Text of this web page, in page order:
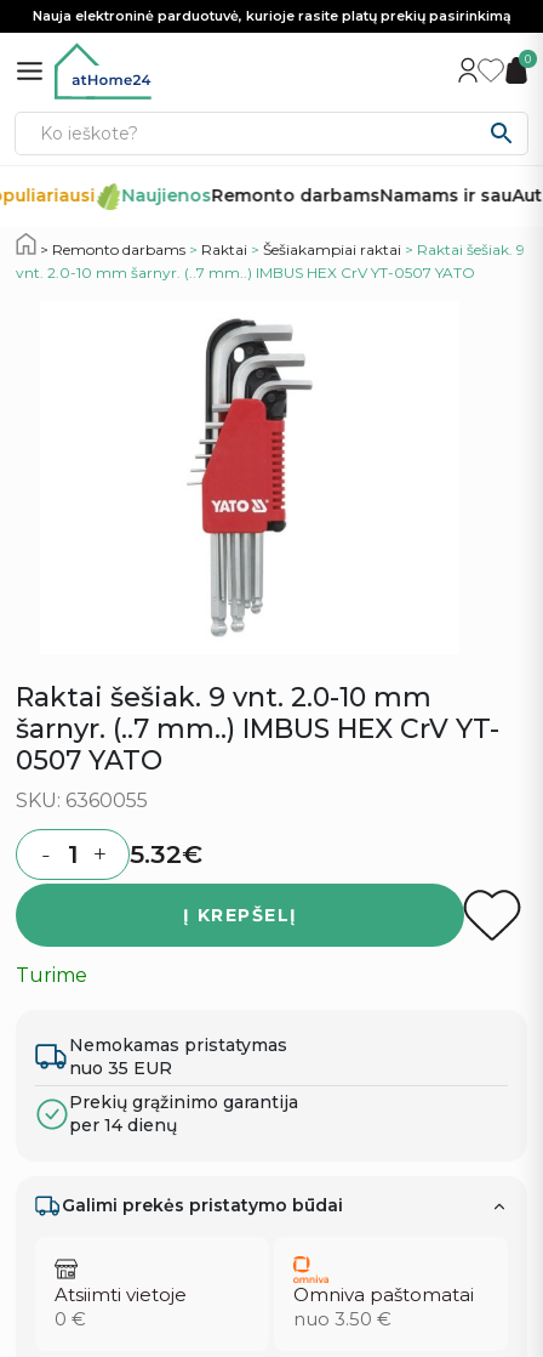
Nauja elektroninė parduotuvė, kurioje rasite platų prekių pasirinkimą
0
NaujienosRemonto darbamsNamams ir sau
Remonto darbams > Raktai >Šešiakampiai raktai > Raktai šešiak. 9
vnt. 2.0-10 mm šarnyr. (..7 mm..) IMBUS HEX CrV YT-0507 YATO
Raktai šešiak. 9 vnt. 2.0-10 mm
šarnyr. (..7 mm..) IMBUS HEX CrV YT-
0507 YATO
SKU: 6360055
Quantity
- + 5.32€
Į KREPŠELĮ
Turime
Nemokamas pristatymas
nuo 35 EUR
Prekių grąžinimo garantija
per 14 dienų
Galimi prekės pristatymo būdai
Atsiimti vietoje
0 €
Omniva paštomatai
nuo 3.50 €